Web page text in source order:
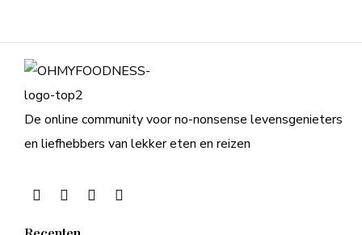
De online community voor no-nonsense levensgenieters
en liefhebbers van lekker eten en reizen